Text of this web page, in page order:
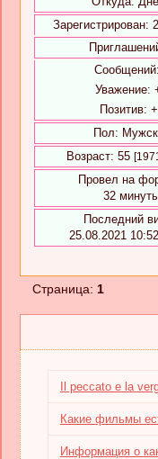
Зарегистрирован:
Сообщений:
Уважение:
Позитив:
Пол:
Возраст: 55
Провел на
32
Последний
25.08.2021
Страница: 1
Il peccato e la
Какие фильмы
Информация о